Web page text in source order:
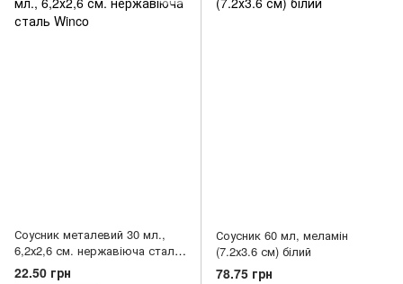
Соусник металевий 30 мл.,
6,2х2,6 см. нержавіюча сталь
Winco
22.50 грн
Соусник 60 мл, меламін
(7.2х3.6 см) білий
78.75 грн